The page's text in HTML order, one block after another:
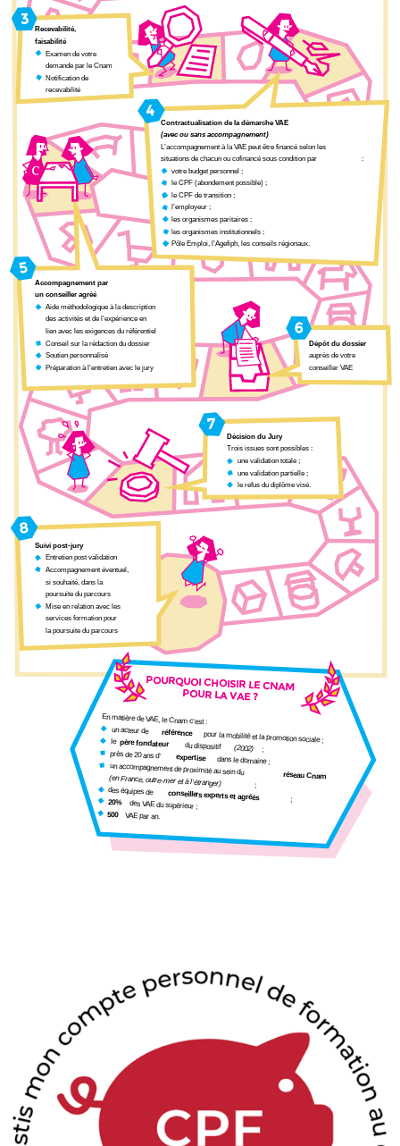
Recevabilité,
faisabilité
Examen de votre
demande par le Cnam
Notification de
recevabilité
3
Contractualisation de la démarche VAE
(avec ou sans accompagnement)
L’accompagnement à la VAE peut être financé selon les
situations de chacun ou cofinancé sous condition par
:
votre budget personnel ;
le CPF (abondement possible) ;
le CPF de transition ;
l’employeur ;
les organismes paritaires ;
les organismes institutionnels ;
Pôle Emploi, l’Agefiph, les conseils régionaux.
4
Dépôt du dossier
auprès de votre
conseiller VAE
6
Accompagnement par
un conseiller agréé
Aide méthodologique à la description
des activités et de l’expérience en
lien avec les exigences du référentiel
Conseil sur la rédaction du dossier
Soutien personnalisé
Préparation à l’entretien avec le jury
5
Décision du Jury
Trois issues sont possibles :
une validation totale ;
une validation partielle ;
le refus du diplôme visé.
7
Suivi post-jury
Entretien post validation
Accompagnement éventuel,
si souhaité, dans la
poursuite du parcours
Mise en relation avec les
services formation pour
la poursuite du parcours
8
POURQUOI CHOISIR LE CNAM
POUR LA VAE ?
En matière de VAE, le Cnam c’est :
un acteur de référence pour la mobilité et la promotion sociale ;
le père fondateur du dispositif (2002) ;
près de 20 ans d’ expertise dans le domaine ;
un accompagnement de proximité au sein du réseau Cnam
(en France, outre-mer et à l’étranger) ;
des équipes de conseillers experts et agréés ;
20% des VAE du supérieur ;
500 VAE par an.
c